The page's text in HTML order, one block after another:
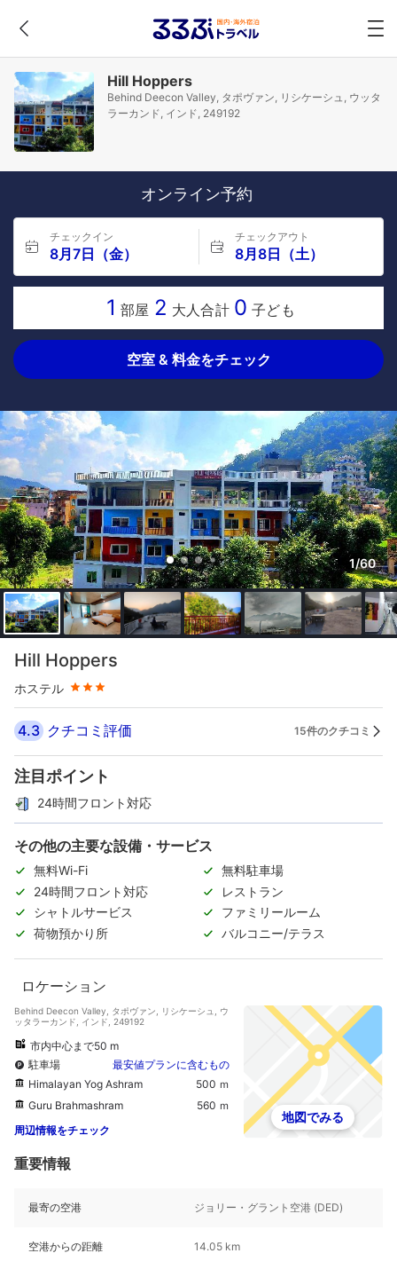
Hill Hoppers
Behind Deecon Valley, タポヴァン, リシケーシュ, ウッタ
ラーカンド, インド, 249192
オンライン予約
チェックイン
8月7日（金）
チェックアウト
8月8日（土）
1 部屋 2 大人合計 0 子ども
空室 & 料金をチェック
1/60
Hill Hoppers
ホステル
星評価 3つ星
4.3 クチコミ評価 15件のクチコミ
注目ポイント
24時間フロント対応
その他の主要な設備・サービス
無料Wi-Fi
無料駐車場
24時間フロント対応
レストラン
シャトルサービス
ファミリールーム
荷物預かり所
バルコニー/テラス
ロケーション
Behind Deecon Valley, タポヴァン, リシケーシュ, ウ
ッタラーカンド, インド, 249192
市内中心まで50 m
駐車場
最安値プランに含むもの
Himalayan Yog Ashram
500 ｍ
Guru Brahmashram
560 ｍ
周辺情報をチェック
地図でみる
重要情報
最寄の空港 ジョリー・グラント空港 (DED)
空港からの距離 14.05 km